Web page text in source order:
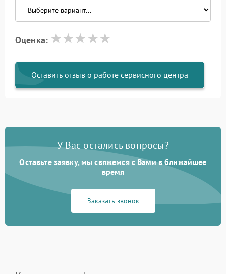
Оценка:
Оставить отзыв о работе сервисного центра
У Вас остались вопросы?
Оставьте заявку, мы свяжемся с Вами в ближайшее
время
Заказать звонок